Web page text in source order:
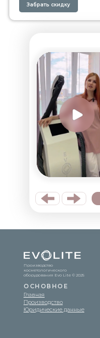
Забрать скидку
Главная
Производство
Юридические данные
ОСНОВНОЕ
Производство
косметологического
оборудования Evo Lite © 2025